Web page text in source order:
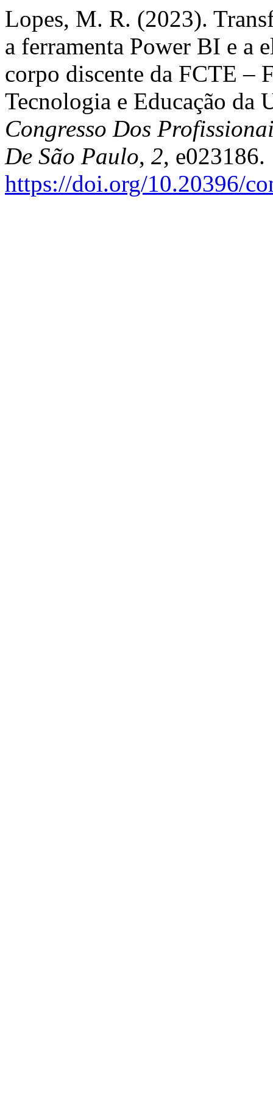
Lopes, M. R. (2023).
a ferramenta Power BI e a
corpo discente da FCTE –
Tecnologia e Educação da
Congresso Dos
De São Paulo, 2, e023186.
https://doi.org/10.20396/